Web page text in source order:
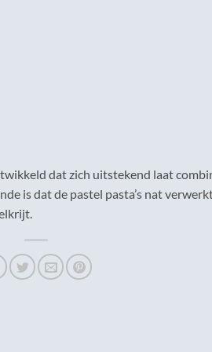
dat zich uitstekend laat
is dat de pastel pasta’s nat